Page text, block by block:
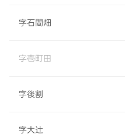
字石間畑
字壱町田
字後割
字大辻